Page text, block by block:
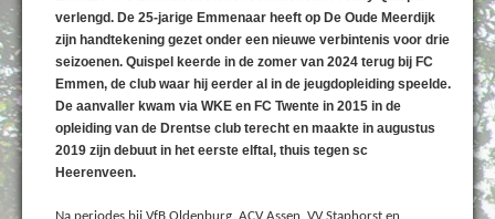
verlengd. De 25-jarige Emmenaar heeft op De Oude Meerdijk
zijn handtekening gezet onder een nieuwe verbintenis voor drie
seizoenen. Quispel keerde in de zomer van 2024 terug bij FC
Emmen, de club waar hij eerder al in de jeugdopleiding speelde.
De aanvaller kwam via WKE en FC Twente in 2015 in de
opleiding van de Drentse club terecht en maakte in augustus
2019 zijn debuut in het eerste elftal, thuis tegen sc
Heerenveen.
Na periodes bij VfB Oldenburg, ACV Assen, VV Staphorst en